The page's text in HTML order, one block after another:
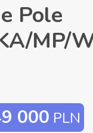
Pole
MP/
000 PLN